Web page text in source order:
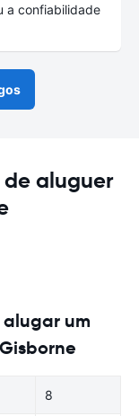
a confiabilidade
aluguer
um
8